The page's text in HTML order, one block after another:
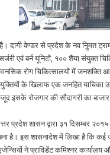
है। दागी वेण्डर से प्रदेश के नव निॢमत
एवं बर्न यूनिटों, १०० शैया संयुक्त
रोग चिकित्सालयों में जनशक्ति
के खिलाफ एक जनहित याचिका
इसके रोजगार की सौदागरी का
प्रदेश शासन द्वारा ३१ दिसम्बर
बना है। इस शासनादेश में लिखा है कि
ने प्राविडेंट कमिश्नर